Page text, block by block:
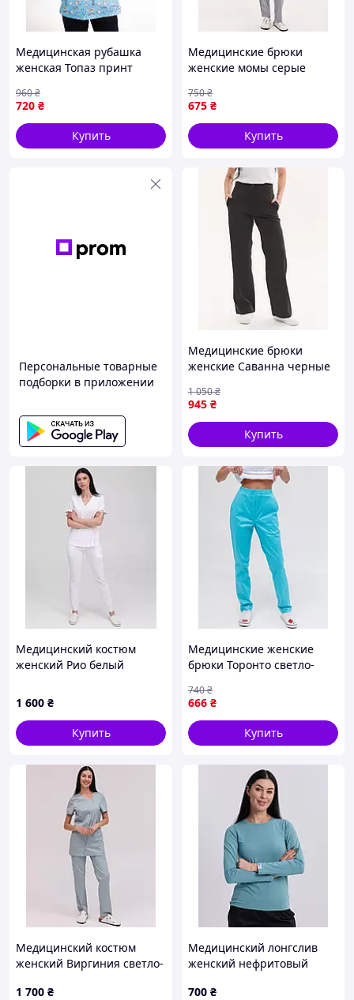
Медицинская рубашка
женская Топаз принт
720 ₴
960₴
Купить
Медицинские брюки
женские момы серые
675 ₴
750₴
Купить
Персональные товарные
подборки в приложении
Медицинские брюки
женские Саванна черные
945 ₴
1 050₴
Купить
Медицинский костюм
женский Рио белый
1 600 ₴
Купить
Медицинские женские
брюки Торонто светло-
666 ₴
740₴
Купить
Медицинский костюм
женский Виргиния светло-
1 700 ₴
Медицинский лонгслив
женский нефритовый
700 ₴